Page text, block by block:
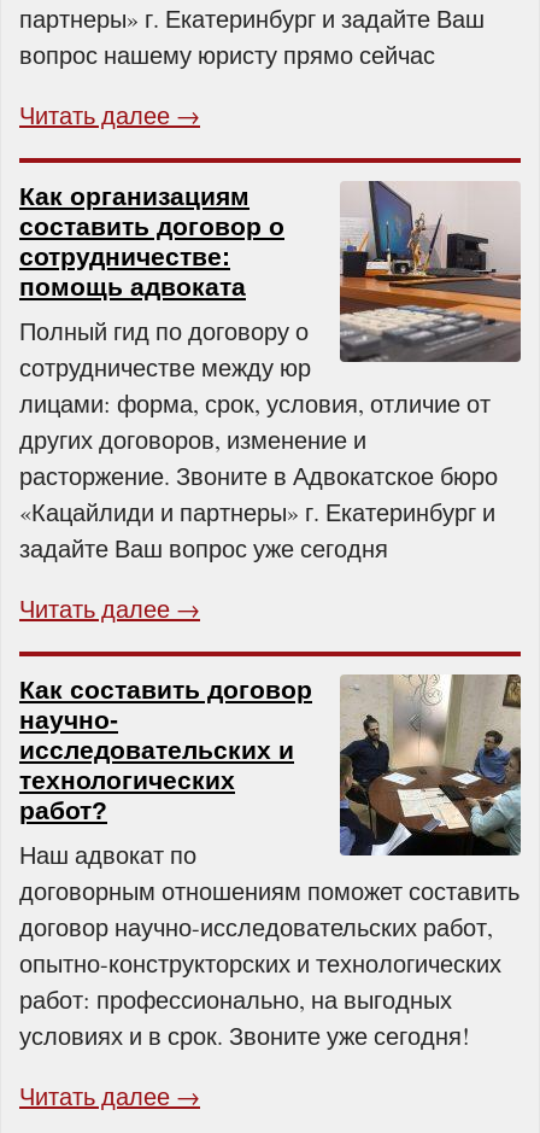
партнеры» г. Екатеринбург и задайте Ваш
вопрос нашему юристу прямо сейчас
Читать далее →
Как организациям
составить договор о
сотрудничестве:
помощь адвоката
Полный гид по договору о
сотрудничестве между юр
лицами: форма, срок, условия, отличие от
других договоров, изменение и
расторжение. Звоните в Адвокатское бюро
«Кацайлиди и партнеры» г. Екатеринбург и
задайте Ваш вопрос уже сегодня
Читать далее →
Как составить договор
научно-
исследовательских и
технологических
работ?
Наш адвокат по
договорным отношениям поможет составить
договор научно-исследовательских работ,
опытно-конструкторских и технологических
работ: профессионально, на выгодных
условиях и в срок. Звоните уже сегодня!
Читать далее →